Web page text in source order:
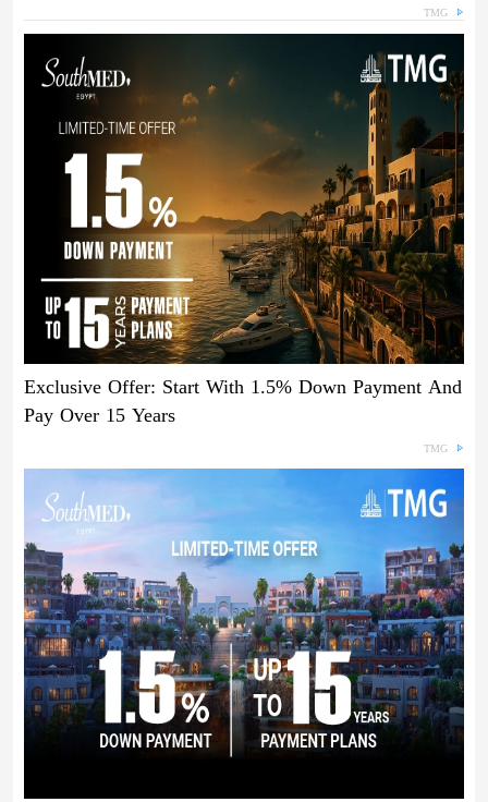
TMG
Exclusive Offer: Start With 1.5% Down Payment And
Pay Over 15 Years
TMG